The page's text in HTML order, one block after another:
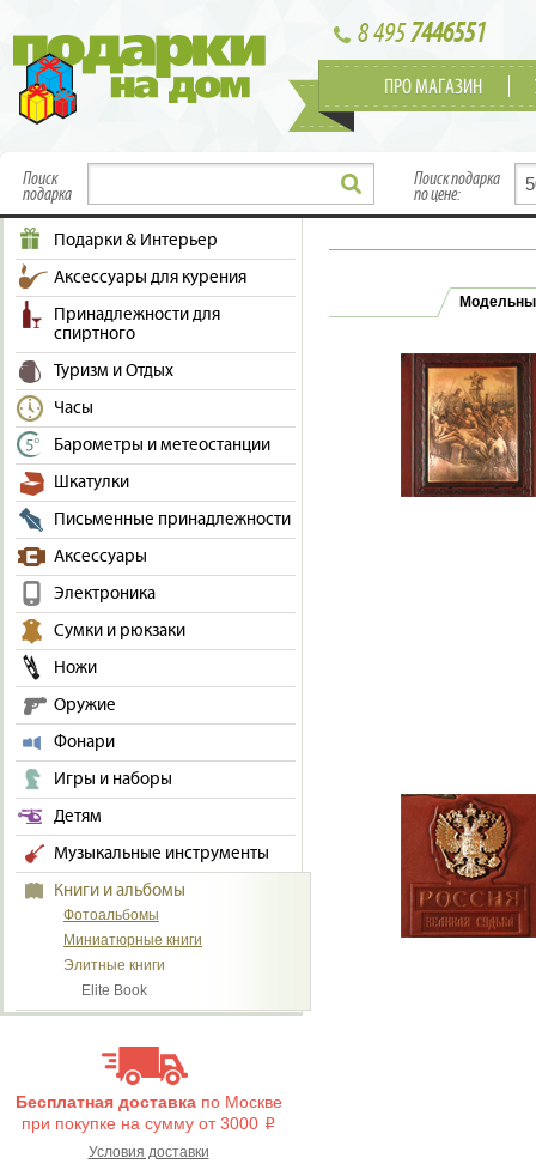
8 4957446551
ПРО МАГАЗИН
Поиск
подарка
Поиск подарка
по цене:
Подарки & Интерьер
Аксессуары для курения
Принадлежности для
спиртного
Туризм и Отдых
Часы
Барометры и метеостанции
Шкатулки
Письменные принадлежности
Аксессуары
Электроника
Сумки и рюкзаки
Ножи
Оружие
Фонари
Игры и наборы
Детям
Музыкальные инструменты
Книги и альбомы
Фотоальбомы
Миниатюрные книги
Элитные книги
Elite Book
Бесплатная доставкапо Москве
при покупке на сумму от 3000 i
Условия доставки